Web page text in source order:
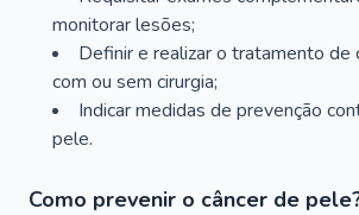
monitorar lesões;
Definir e realizar o tratamento de
com ou sem cirurgia;
Indicar medidas de prevenção
pele.
Como prevenir o câncer de